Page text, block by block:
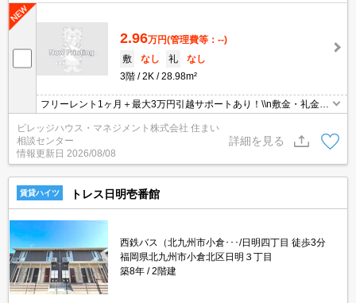
2.96万円(管理費等：--)
敷
なし 礼
なし
3階
2K 28.98m²
フリーレント1ヶ月＋最大3万円引越サポートあり！\\n敷金・礼金・
更新料・鍵交換手数料0円！※契約内容や審査の結果、敷金をお預
かりする場合がございます。
ビレッジハウス・マネジメント株式会社 住まい
相談センター
情報更新日 2026/08/08
詳細を見る
賃貸ハイツ トレス日明壱番館
西鉄バス（北九州市小倉･･･/日明四丁目 徒歩3分
福岡県北九州市小倉北区日明３丁目
築8年
2階建